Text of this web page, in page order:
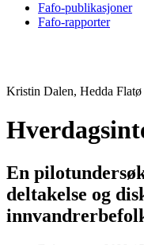
Fafo-publikasjoner
Fafo-rapporter
Kristin Dalen, Hedda
En
deltakelse og